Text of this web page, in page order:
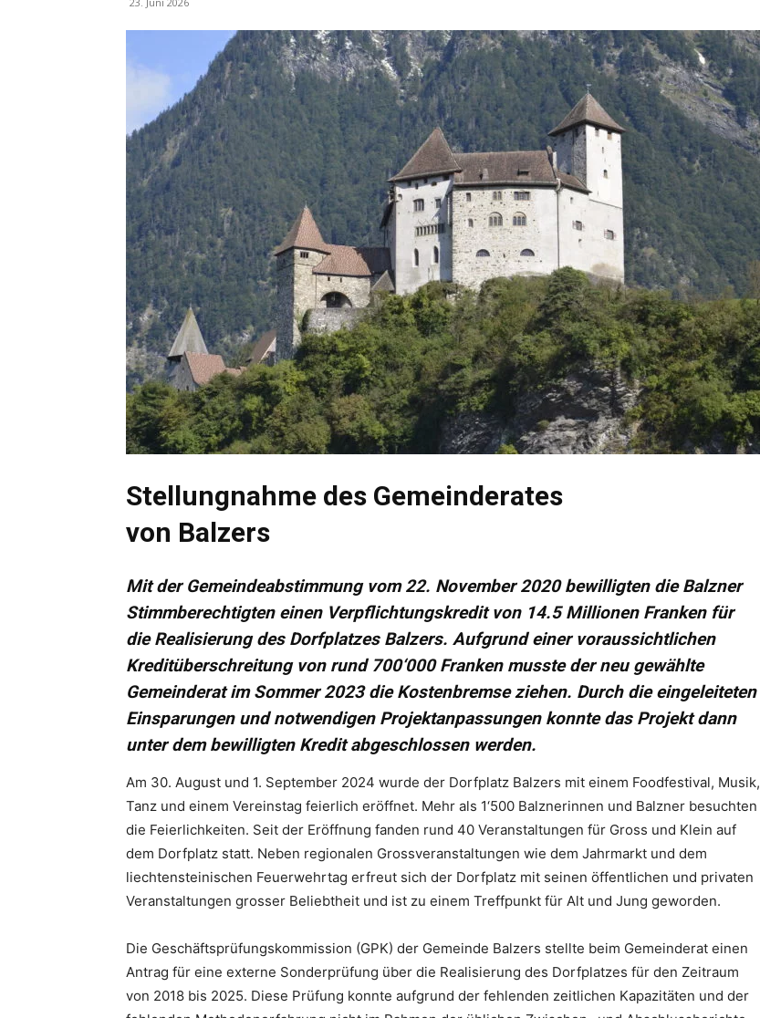
Stellungnahme des Gemeinderates
von Balzers
Mit der Gemeindeabstimmung vom 22. November 2020 bewilligten die Balzner
Stimmberechtigten einen Verpflichtungskredit von 14.5 Millionen Franken für
die Realisierung des Dorfplatzes Balzers. Aufgrund einer voraussichtlichen
Kreditüberschreitung von rund 700‘000 Franken musste der neu gewählte
Gemeinderat im Sommer 2023 die Kostenbremse ziehen. Durch die eingeleiteten
Einsparungen und notwendigen Projektanpassungen konnte das Projekt dann
unter dem bewilligten Kredit abgeschlossen werden.
Am 30. August und 1. September 2024 wurde der Dorfplatz Balzers mit einem Foodfestival, Musik,
Tanz und einem Vereinstag feierlich eröffnet. Mehr als 1‘500 Balznerinnen und Balzner besuchten
die Feierlichkeiten. Seit der Eröffnung fanden rund 40 Veranstaltungen für Gross und Klein auf
dem Dorfplatz statt. Neben regionalen Grossveranstaltungen wie dem Jahrmarkt und dem
liechtensteinischen Feuerwehrtag erfreut sich der Dorfplatz mit seinen öffentlichen und privaten
Veranstaltungen grosser Beliebtheit und ist zu einem Treffpunkt für Alt und Jung geworden.
Die Geschäftsprüfungskommission (GPK) der Gemeinde Balzers stellte beim Gemeinderat einen
Antrag für eine externe Sonderprüfung über die Realisierung des Dorfplatzes für den Zeitraum
von 2018 bis 2025. Diese Prüfung konnte aufgrund der fehlenden zeitlichen Kapazitäten und der